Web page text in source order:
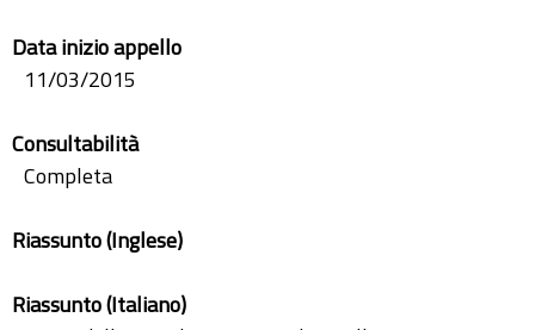
Data inizio appello
11/03/2015
Consultabilità
Completa
Riassunto (Inglese)
Riassunto (Italiano)